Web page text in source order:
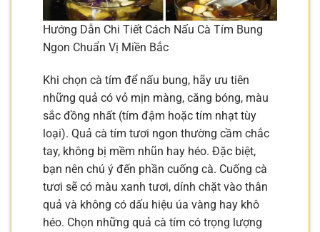
Hướng Dẫn Chi Tiết Cách Nấu Cà Tím Bung
Ngon Chuẩn Vị Miền Bắc
Khi chọn cà tím để nấu bung, hãy ưu tiên
những quả có vỏ mịn màng, căng bóng, màu
sắc đồng nhất (tím đậm hoặc tím nhạt tùy
loại). Quả cà tím tươi ngon thường cầm chắc
tay, không bị mềm nhũn hay héo. Đặc biệt,
bạn nên chú ý đến phần cuống cà. Cuống cà
tươi sẽ có màu xanh tươi, dính chặt vào thân
quả và không có dấu hiệu úa vàng hay khô
héo. Chọn những quả cà tím có trọng lượng